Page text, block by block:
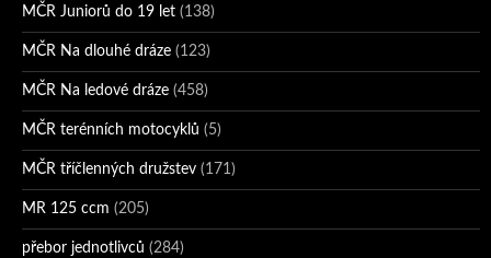
MČR Juniorů do 19 let (138)
MČR Na dlouhé dráze (123)
MČR Na ledové dráze (458)
MČR terénních motocyklů (5)
MČR tříčlenných družstev (171)
MR 125 ccm (205)
přebor jednotlivců (284)